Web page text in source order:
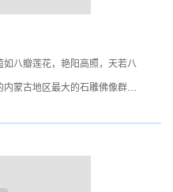
讯设施齐备，交通便利，有黑
火车站130公里左右。
八瓣莲花，艳阳高照，天若八
蒙古地区最大的石雕佛像群；